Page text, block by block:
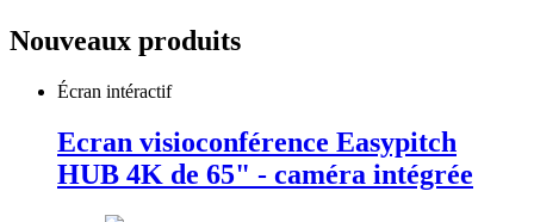
Nouveaux produits
Écran intéractif
Ecran visioconférence Easypitch
HUB 4K de 65" - caméra intégrée